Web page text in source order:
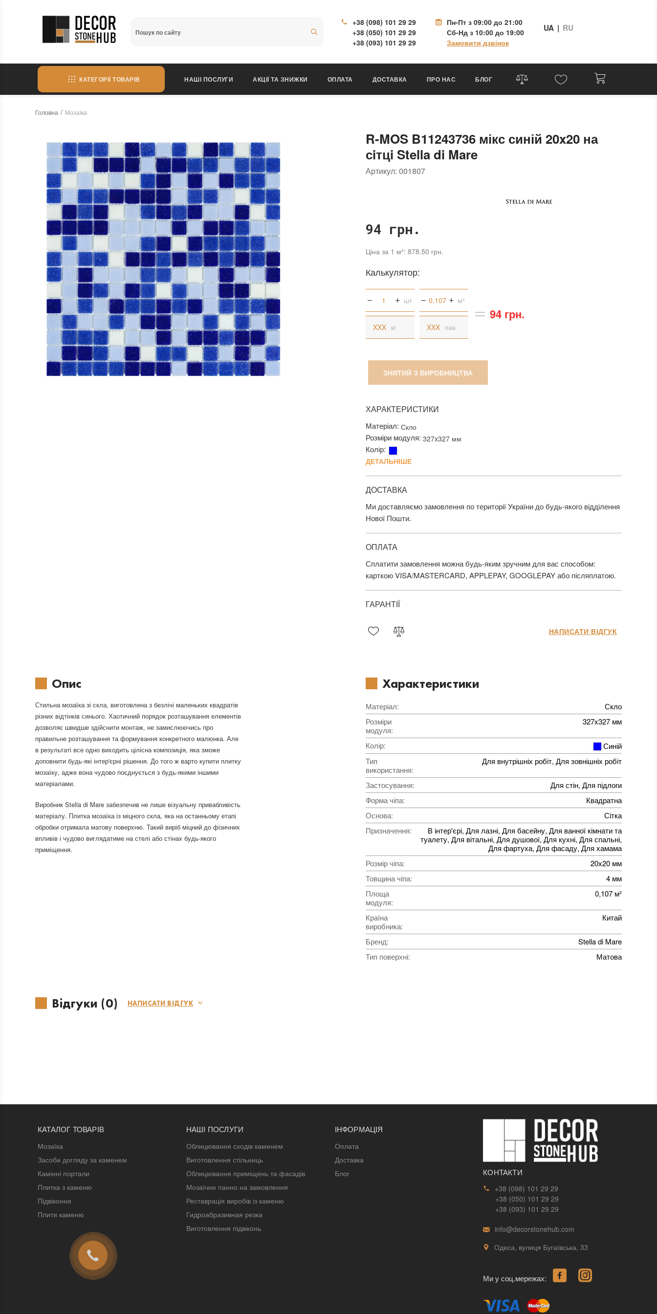
+38 (098) 101 29 29
+38 (050) 101 29 29
+38 (093) 101 29 29
Пн-Пт з 09:00 до 21:00
Сб-Нд з 10:00 до 19:00
Замовити дзвінок
UA | RU
КАТЕГОРІЇ ТОВАРІВ НАШІ ПОСЛУГИ АКЦІЇ ТА ЗНИЖКИ ОПЛАТА ДОСТАВКА ПРО НАС БЛОГ
Головна Мозаїка
R-MOS B11243736 мікс синій 20x20 на
сiтцi Stella di Mare
Артикул: 001807
94 грн.
Ціна за 1 м²: 878.50 грн.
Калькулятор:
шт м²
кг пак
94 грн.
ЗНЯТИЙ З ВИРОБНИЦТВА
ХАРАКТЕРИСТИКИ
Матеріал: Скло
Розміри модуля: 327x327 мм
Колір:
ДЕТАЛЬНІШЕ
ДОСТАВКА
Ми доставляємо замовлення по території України до будь-якого відділення
Нової Пошти.
ОПЛАТА
Сплатити замовлення можна будь-яким зручним для вас способом:
карткою VISA/MASTERCARD, APPLEPAY, GOOGLEPAY або післяплатою.
ГАРАНТІЇ
НАПИСАТИ ВІДГУК
Опис
Стильна мозаїка зі скла, виготовлена з безлічі маленьких квадратів
різних відтінків синього. Хаотичний порядок розташування елементів
дозволяє швидше здійснити монтаж, не замислюючись про
правильне розташування та формування конкретного малюнка. Але
в результаті все одно виходить цілісна композиція, яка зможе
доповнити будь-які інтер'єрні рішення. До того ж варто купити плитку
мозаїку, адже вона чудово поєднується з будь-якими іншими
матеріалами.
Виробник Stella di Mare забезпечив не лише візуальну привабливість
матеріалу. Плитка мозаїка із міцного скла, яка на останньому етапі
обробки отримала матову поверхню. Такий виріб міцний до фізичних
впливів і чудово виглядатиме на стелі або стінах будь-якого
приміщення.
Характеристики
Матеріал:
Скло
Розміри
модуля:
327x327 мм
Колір:
Синій
Тип
використання:
Для внутрішніх робіт, Для зовнішніх робіт
Застосування:
Для стін, Для підлоги
Форма чіпа:
Квадратна
Основа:
Сітка
Призначення:
В інтер'єрі, Для лазні, Для басейну, Для ванної кімнати та
туалету, Для вітальні, Для душової, Для кухні, Для спальні,
Для фартуха, Для фасаду, Для хамама
Розмір чіпа:
20x20 мм
Товщина чіпа:
4 мм
Площа
модуля:
0,107 м²
Країна
виробника:
Китай
Бренд:
Stella di Mare
Тип поверхні: Матова
Відгуки (0) НАПИСАТИ ВІДГУК
КАТАЛОГ ТОВАРІВ
Мозаїка
Засоби догляду за каменем
Камінні портали
Плитка з каменю
Підвіконня
Плити каменю
НАШІ ПОСЛУГИ
Облицювання сходів каменем
Виготовлення стільниць
Облицювання приміщень та фасадів
Мозаїчне панно на замовлення
Реставрація виробів із каменю
Гидроабразивная резка
Виготовлення підвіконь
ІНФОРМАЦІЯ
Оплата
Доставка
Блог
КОНТАКТИ
+38 (098) 101 29 29
+38 (050) 101 29 29
+38 (093) 101 29 29
info@decorstonehub.com
Одеса, вулиця Бугаївська, 33
Ми у соц.мережах: